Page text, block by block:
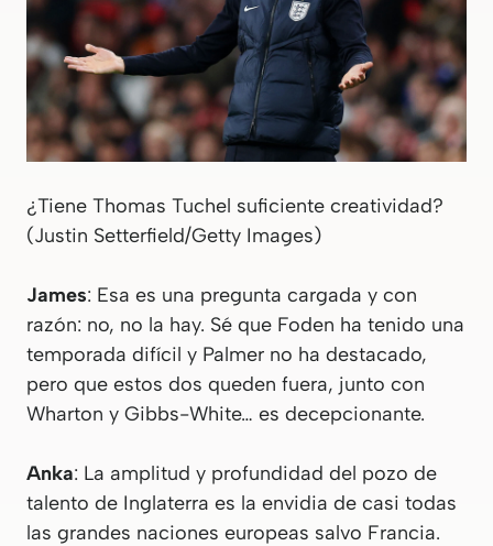
¿Tiene Thomas Tuchel suficiente creatividad?
(Justin Setterfield/Getty Images)
James: Esa es una pregunta cargada y con
razón: no, no la hay. Sé que Foden ha tenido una
temporada difícil y Palmer no ha destacado,
pero que estos dos queden fuera, junto con
Wharton y Gibbs-White… es decepcionante.
Anka: La amplitud y profundidad del pozo de
talento de Inglaterra es la envidia de casi todas
las grandes naciones europeas salvo Francia.